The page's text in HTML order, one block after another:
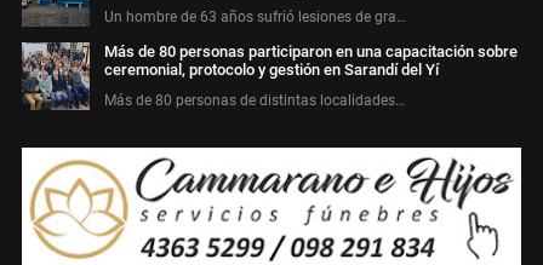
Un hombre de 63 años sufrió lesiones de gra…
Más de 80 personas participaron en una capacitación sobre
ceremonial, protocolo y gestión en Sarandí del Yí
Más de 80 personas de distintas localidades…